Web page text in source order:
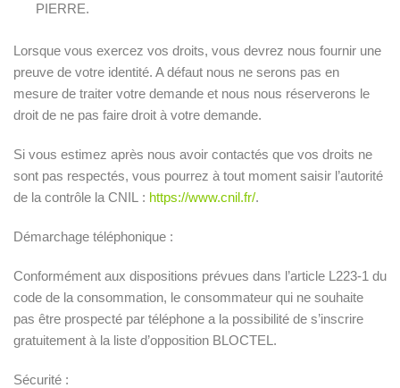
PIERRE.
Lorsque vous exercez vos droits, vous devrez nous fournir une
preuve de votre identité. A défaut nous ne serons pas en
mesure de traiter votre demande et nous nous réserverons le
droit de ne pas faire droit à votre demande.
Si vous estimez après nous avoir contactés que vos droits ne
sont pas respectés, vous pourrez à tout moment saisir l’autorité
de la contrôle la CNIL : https://www.cnil.fr/.
Démarchage téléphonique :
Conformément aux dispositions prévues dans l’article L223-1 du
code de la consommation, le consommateur qui ne souhaite
pas être prospecté par téléphone a la possibilité de s’inscrire
gratuitement à la liste d’opposition BLOCTEL.
Sécurité :